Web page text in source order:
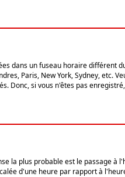
dans un fuseau horaire différent
Paris, New York, Sydney, etc.
si vous n'êtes pas
la plus probable est le passage à
d'une heure par rapport à